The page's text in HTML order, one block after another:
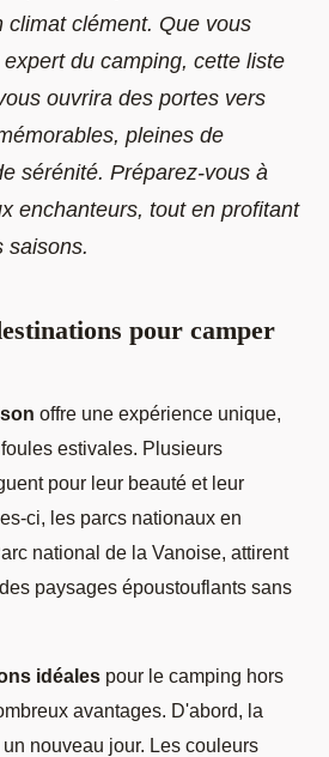
climat clément. Que vous
du camping, cette liste
ouvrira des portes vers
pleines de
sérénité. Préparez-vous à
enchanteurs, tout en profitant
saisons.
pour camper
offre une expérience unique,
estivales. Plusieurs
pour leur beauté et leur
ci, les parcs nationaux en
national de la Vanoise, attirent
paysages époustouflants sans
idéales pour le camping hors
avantages. D'abord, la
nouveau jour. Les couleurs